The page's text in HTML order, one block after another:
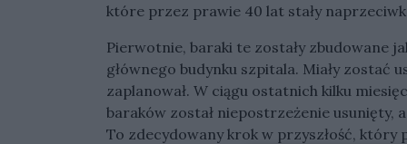
które przez prawie 40 lat stały
Pierwotnie, baraki te zostały zbudowane
głównego budynku szpitala. Miały zostać
zaplanował. W ciągu ostatnich kilku
baraków został niepostrzeżenie usunięty,
To zdecydowany krok w przyszłość,